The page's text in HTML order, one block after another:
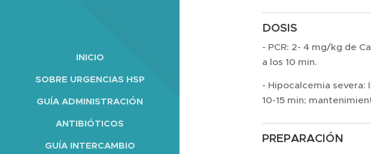
INICIO
SOBRE URGENCIAS HSP
GUÍA ADMINISTRACIÓN
ANTIBIÓTICOS
GUÍA INTERCAMBIO
DOSIS
- PCR: 2- 4 mg/kg de
a los 10 min.
- Hipocalcemia severa:
10-15 min;
PREPARACIÓN